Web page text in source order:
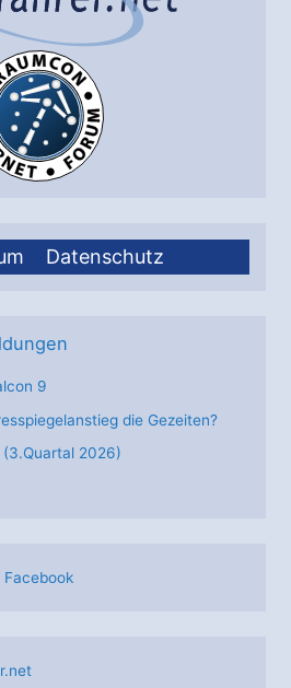
Datenschutz
9
die Gezeiten?
2026)
Facebook